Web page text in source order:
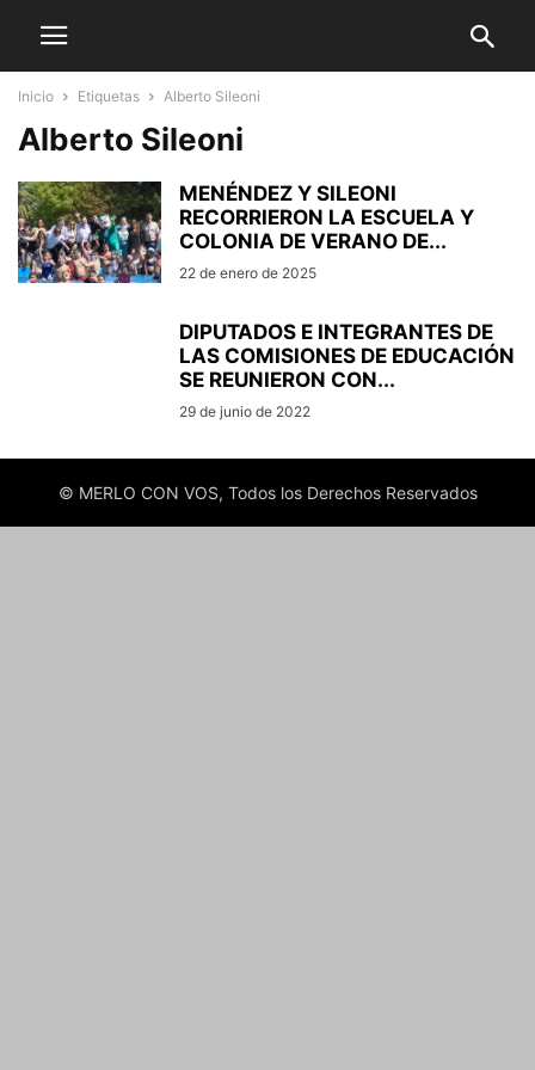
Inicio Etiquetas Alberto Sileoni
Alberto Sileoni
MENÉNDEZ Y SILEONI
RECORRIERON LA ESCUELA Y
COLONIA DE VERANO DE...
22 de enero de 2025
DIPUTADOS E INTEGRANTES DE
LAS COMISIONES DE EDUCACIÓN
SE REUNIERON CON...
29 de junio de 2022
© MERLO CON VOS, Todos los Derechos Reservados